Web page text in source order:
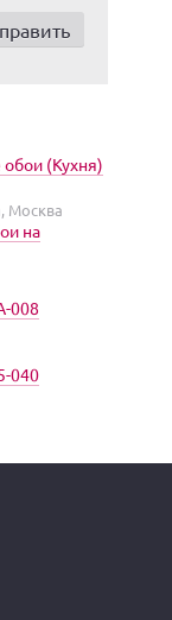
(Кухня)
Москва
на
008
040